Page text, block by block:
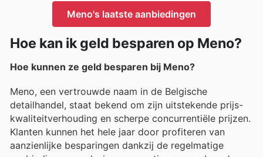
Meno's laatste aanbiedingen
Hoe kan ik geld besparen op Meno?
Hoe kunnen ze geld besparen bij Meno?
Meno, een vertrouwde naam in de Belgische
detailhandel, staat bekend om zijn uitstekende prijs-
kwaliteitverhouding en scherpe concurrentiële prijzen.
Klanten kunnen het hele jaar door profiteren van
aanzienlijke besparingen dankzij de regelmatige